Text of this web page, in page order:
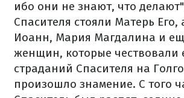
ибо они не знают, что
Спасителя стояли Матерь Его,
Иоанн, Мария Магдалина и
женщин, которые чествовали
страданий Спасителя на
произошло знамение. С того